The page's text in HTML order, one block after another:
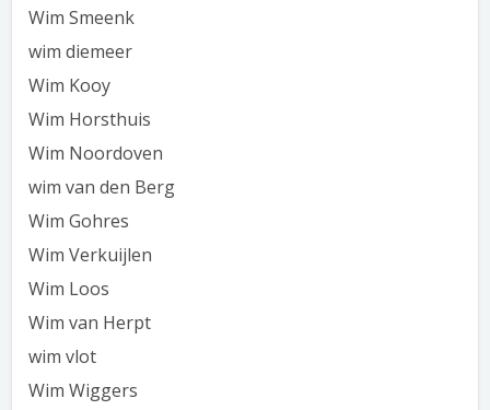
Wim Smeenk
wim diemeer
Wim Kooy
Wim Horsthuis
Wim Noordoven
wim van den Berg
Wim Gohres
Wim Verkuijlen
Wim Loos
Wim van Herpt
wim vlot
Wim Wiggers